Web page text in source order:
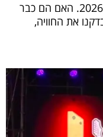
פסטיבלי הבירה בישראל פורחים בקיץ 2026. האם הם כבר
את החוויה,